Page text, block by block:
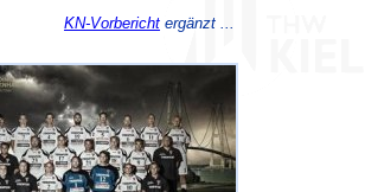
KN-Vorbericht ergänzt ...